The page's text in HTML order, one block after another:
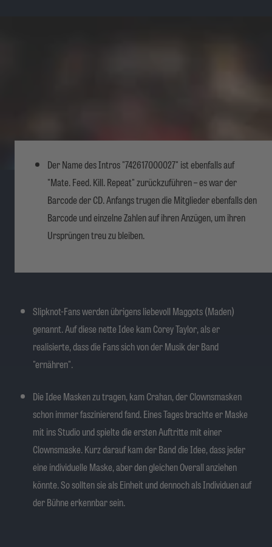
Der Name des Intros "742617000027" ist ebenfalls auf
"Mate. Feed. Kill. Repeat" zurückzuführen – es war der
Barcode der CD. Anfangs trugen die Mitglieder ebenfalls den
Barcode und einzelne Zahlen auf ihren Anzügen, um ihren
Ursprüngen treu zu bleiben.
Slipknot-Fans werden übrigens liebevoll Maggots (Maden)
genannt. Auf diese nette Idee kam Corey Taylor, als er
realisierte, dass die Fans sich von der Musik der Band
"ernähren".
Die Idee Masken zu tragen, kam Crahan, der Clownsmasken
schon immer faszinierend fand. Eines Tages brachte er Maske
mit ins Studio und spielte die ersten Auftritte mit einer
Clownsmaske. Kurz darauf kam der Band die Idee, dass jeder
eine individuelle Maske, aber den gleichen Overall anziehen
könnte. So sollten sie als Einheit und dennoch als Individuen auf
der Bühne erkennbar sein.